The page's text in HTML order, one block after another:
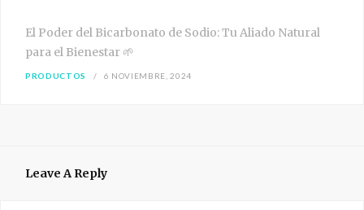
El Poder del Bicarbonato de Sodio: Tu Aliado Natural
para el Bienestar 🌱
PRODUCTOS 6 NOVIEMBRE, 2024
Leave A Reply